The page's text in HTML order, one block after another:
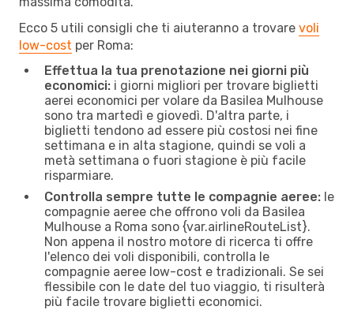
Ecco 5 utili consigli che ti aiuteranno a trovare voli
low-cost per Roma:
Effettua la tua prenotazione nei giorni più
economici: i giorni migliori per trovare biglietti
aerei economici per volare da Basilea Mulhouse
sono tra martedì e giovedì. D'altra parte, i
biglietti tendono ad essere più costosi nei fine
settimana e in alta stagione, quindi se voli a
metà settimana o fuori stagione è più facile
risparmiare.
Controlla sempre tutte le compagnie aeree: le
compagnie aeree che offrono voli da Basilea
Mulhouse a Roma sono {​var.airlineRouteList}.
Non appena il nostro motore di ricerca ti offre
l'elenco dei voli disponibili, controlla le
compagnie aeree low-cost e tradizionali. Se sei
flessibile con le date del tuo viaggio, ti risulterà
più facile trovare biglietti economici.